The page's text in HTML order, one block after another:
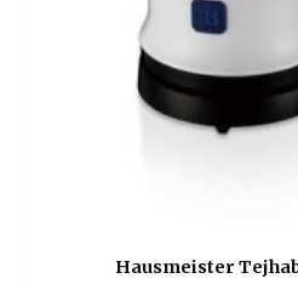
Hausmeister